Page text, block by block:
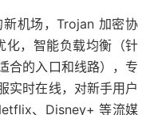
机场，Trojan 加密协
化，智能负载均衡（针
合的入口和线路），专
实时在线，对新手用户
、Disney+ 等流媒